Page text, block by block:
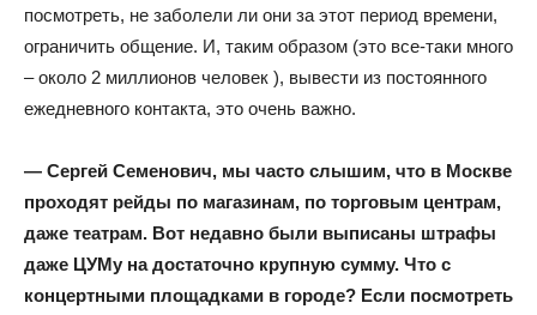
посмотреть, не заболели ли они за этот период времени,
ограничить общение. И, таким образом (это все-таки много
– около 2 миллионов человек ), вывести из постоянного
ежедневного контакта, это очень важно.
— Сергей Семенович, мы часто слышим, что в Москве
проходят рейды по магазинам, по торговым центрам,
даже театрам. Вот недавно были выписаны штрафы
даже ЦУМу на достаточно крупную сумму. Что с
концертными площадками в городе? Если посмотреть